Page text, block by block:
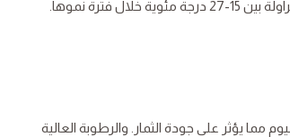
الفراولة هي فاكهة شتوية، إذ تزدهر في ظروف باردة. إذ تتراوح درجة الحرارة المثالية لنمو الفراولة بين 15-27 درجة مئوية خلال فترة نموها.
مما يؤثر على جودة الثمار. والرطوبة العالية